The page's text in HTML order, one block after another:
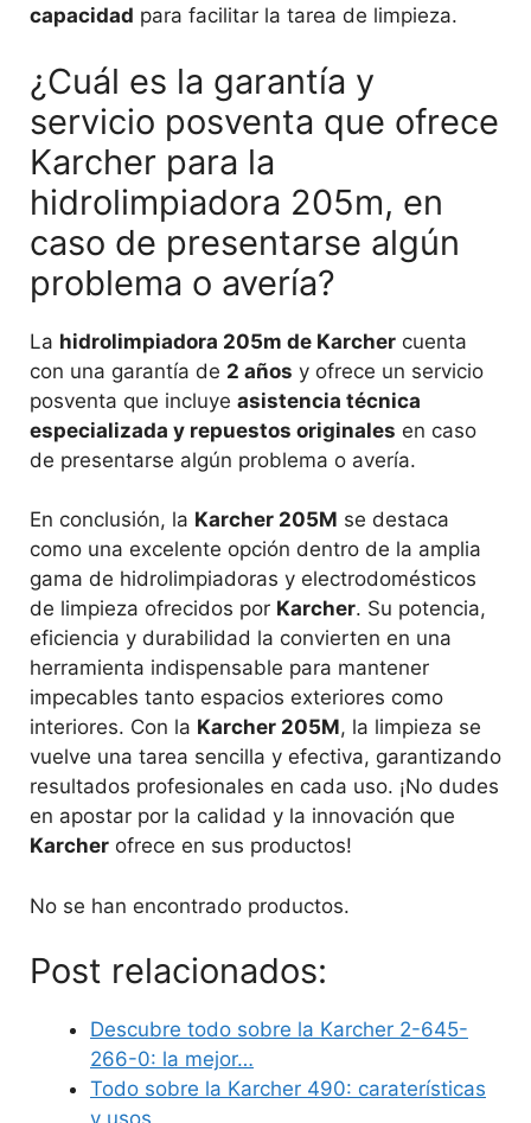
capacidad para facilitar la tarea de limpieza.
¿Cuál es la garantía y
servicio posventa que ofrece
Karcher para la
hidrolimpiadora 205m, en
caso de presentarse algún
problema o avería?
La hidrolimpiadora 205m de Karcher cuenta
con una garantía de 2 años y ofrece un servicio
posventa que incluye asistencia técnica
especializada y repuestos originales en caso
de presentarse algún problema o avería.
En conclusión, la Karcher 205M se destaca
como una excelente opción dentro de la amplia
gama de hidrolimpiadoras y electrodomésticos
de limpieza ofrecidos por Karcher. Su potencia,
eficiencia y durabilidad la convierten en una
herramienta indispensable para mantener
impecables tanto espacios exteriores como
interiores. Con la Karcher 205M, la limpieza se
vuelve una tarea sencilla y efectiva, garantizando
resultados profesionales en cada uso. ¡No dudes
en apostar por la calidad y la innovación que
Karcher ofrece en sus productos!
No se han encontrado productos.
Post relacionados:
Descubre todo sobre la Karcher 2-645-
266-0: la mejor…
Todo sobre la Karcher 490: caraterísticas